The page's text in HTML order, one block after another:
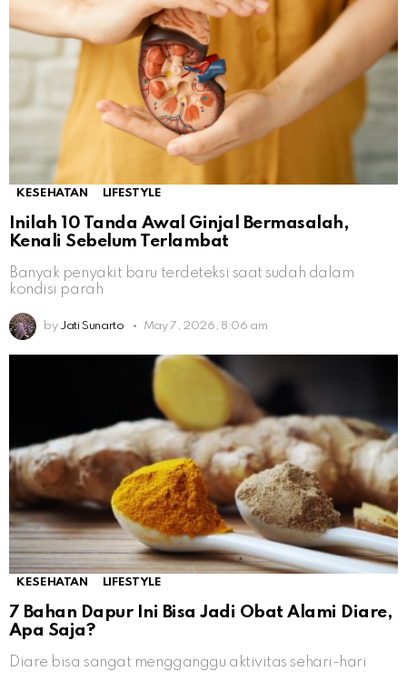
KESEHATAN LIFESTYLE
Inilah 10 Tanda Awal Ginjal Bermasalah,
Kenali Sebelum Terlambat
Banyak penyakit baru terdeteksi saat sudah dalam
kondisi parah
by Jati Sunarto May 7, 2026, 8:06 am
KESEHATAN LIFESTYLE
7 Bahan Dapur Ini Bisa Jadi Obat Alami Diare,
Apa Saja?
Diare bisa sangat mengganggu aktivitas sehari-hari